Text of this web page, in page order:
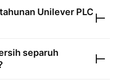
Unilever PLC
separuh